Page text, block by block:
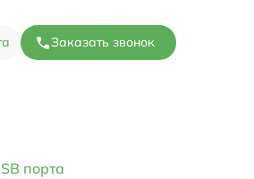
Заказать звонок
порта